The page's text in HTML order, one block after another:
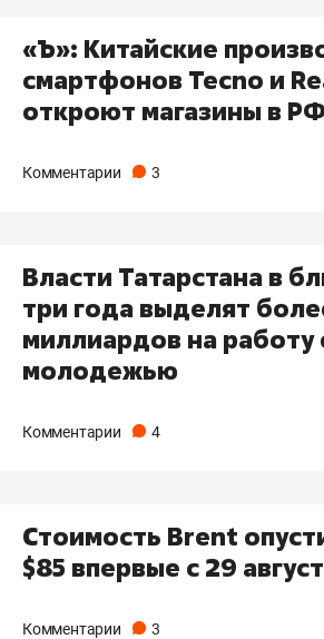
«Ъ»: Китайские
смартфонов Tecno и
откроют магазины в РФ
Комментарии 3
Власти Татарстана в
три года выделят
миллиардов на работу
молодежью
Комментарии 4
Стоимость Brent
$85 впервые с 29
Комментарии 3